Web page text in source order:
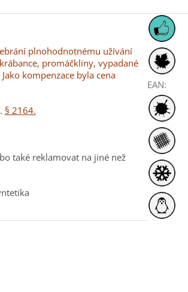
plnohodnotnému užívání
promáčkliny, vypadané
kompenzace byla cena
§ 2164.
také reklamovat na jiné než
EAN: